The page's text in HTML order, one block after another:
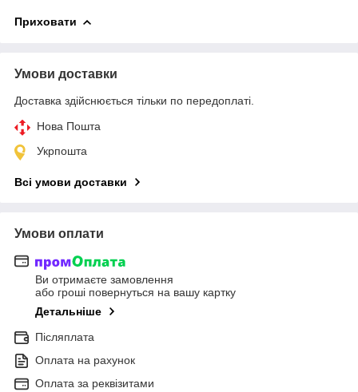
Приховати
Умови доставки
Доставка здійснюється тільки по передоплаті.
Нова Пошта
Укрпошта
Всі умови доставки
Умови оплати
Ви отримаєте замовлення
або гроші повернуться на вашу картку
Детальніше
Післяплата
Оплата на рахунок
Оплата за реквізитами